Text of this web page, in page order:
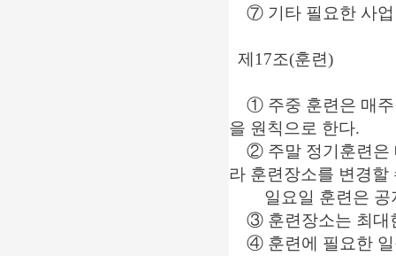
⑦ 기타 필요한 사업
제17조(훈련)
① 주중 훈련은 매주
을 원칙으로 한다.
② 주말 정기훈련은
라 훈련장소를 변경할
일요일 훈련은 공
③ 훈련장소는 최대
④ 훈련에 필요한 일